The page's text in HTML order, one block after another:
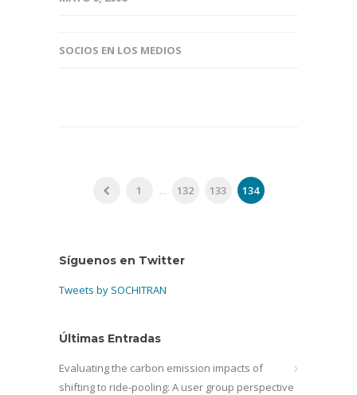
SOCIOS EN LOS MEDIOS
1 ... 132 133 134
Síguenos en Twitter
Tweets by SOCHITRAN
Últimas Entradas
Evaluating the carbon emission impacts of
shifting to ride-pooling: A user group perspective